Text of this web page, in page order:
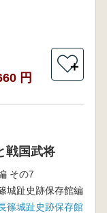
円
＋
戦国武将
その7
城趾史跡保存館編
篠城趾史跡保存館